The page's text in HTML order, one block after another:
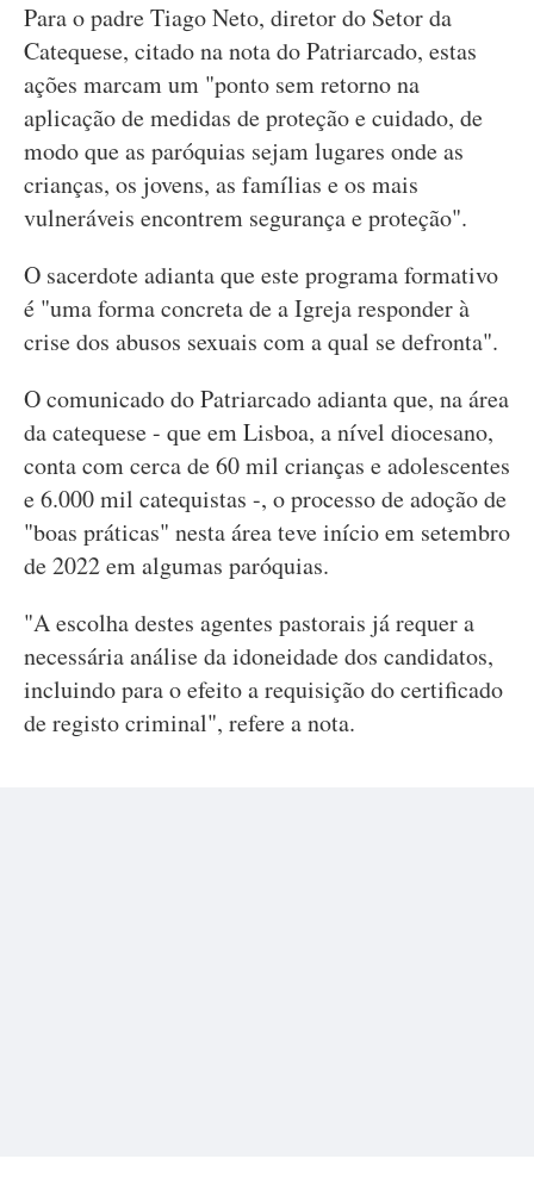
Para o padre Tiago Neto, diretor do Setor da
Catequese, citado na nota do Patriarcado, estas
ações marcam um "ponto sem retorno na
aplicação de medidas de proteção e cuidado, de
modo que as paróquias sejam lugares onde as
crianças, os jovens, as famílias e os mais
vulneráveis encontrem segurança e proteção".
O sacerdote adianta que este programa formativo
é "uma forma concreta de a Igreja responder à
crise dos abusos sexuais com a qual se defronta".
O comunicado do Patriarcado adianta que, na área
da catequese - que em Lisboa, a nível diocesano,
conta com cerca de 60 mil crianças e adolescentes
e 6.000 mil catequistas -, o processo de adoção de
"boas práticas" nesta área teve início em setembro
de 2022 em algumas paróquias.
"A escolha destes agentes pastorais já requer a
necessária análise da idoneidade dos candidatos,
incluindo para o efeito a requisição do certificado
de registo criminal", refere a nota.